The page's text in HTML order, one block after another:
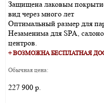
Защищена лаковым
вид через много лет
Оптимальный размер для
Незаменима для SPA,
центров.
+ ВОЗМОЖНА БЕСПЛАТНАЯ
Обычная цена:
227 900 р.